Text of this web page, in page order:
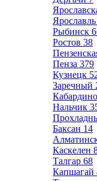
Ярославль
Рыбинск
Ростов 38
Пенза 379
Кузнецк
Заречный
Нальчик
Баксан 14
Каскелен
Талгар 68
Капшагай